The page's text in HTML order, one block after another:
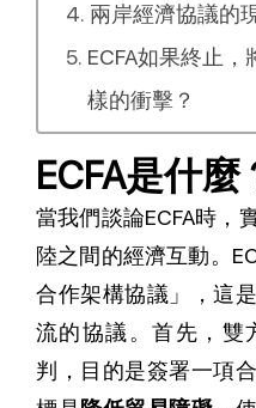
兩岸經濟協議的
ECFA如果終止
樣的衝擊？
ECFA是什麼
當我們談論ECFA時，
陸之間的經濟互動。
合作架構協議」，這
流的協議。首先，雙
判，目的是簽署一項